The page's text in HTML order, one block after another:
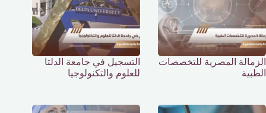
الزمالة المصرية للتخصصات
الطبية
التسجيل في جامعة الدلتا
للعلوم والتكنولوجيا